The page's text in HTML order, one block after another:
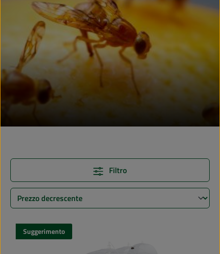
Filtro
Suggerimento